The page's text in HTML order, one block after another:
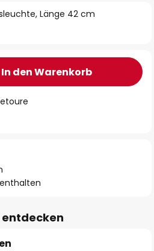
Länge 42 cm
In den Warenkorb
enthalten